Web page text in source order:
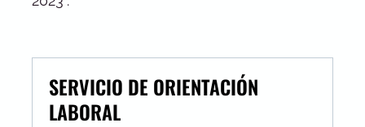
SERVICIO DE ORIENTACIÓN
LABORAL